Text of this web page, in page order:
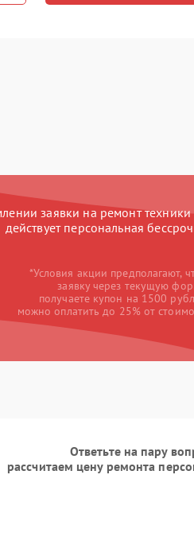
750 рублей
2000 рублей
1100 рублей
400 рублей
заявки на ремонт техники
действует персональная
*Условия акции предполагают,
заявку через текущую
получаете купон на 1500
можно оплатить до 25% от
Ответьте на пару
рассчитаем цену ремонта